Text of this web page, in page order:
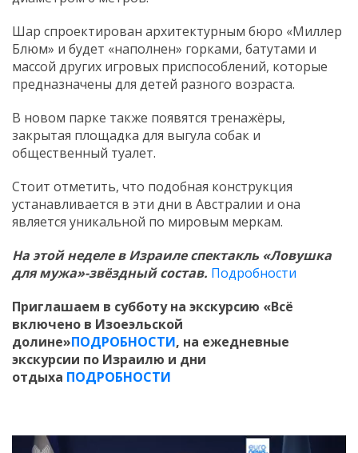
Шар спроектирован архитектурным бюро «Миллер
Блюм» и будет «наполнен» горками, батутами и
массой других игровых приспособлений, которые
предназначены для детей разного возраста.
В новом парке также появятся тренажёры,
закрытая площадка для выгула собак и
общественный туалет.
Стоит отметить, что подобная конструкция
устанавливается в эти дни в Австралии и она
является уникальной по мировым меркам.
На этой неделе в Израиле спектакль «Ловушка
для мужа»-звёздный состав. Подробности
Приглашаем в субботу на экскурсию «Всё
включено в Изоеэльской
долине»ПОДРОБНОСТИ, на ежедневные
экскурсии по Израилю и дни
отдыха ПОДРОБНОСТИ